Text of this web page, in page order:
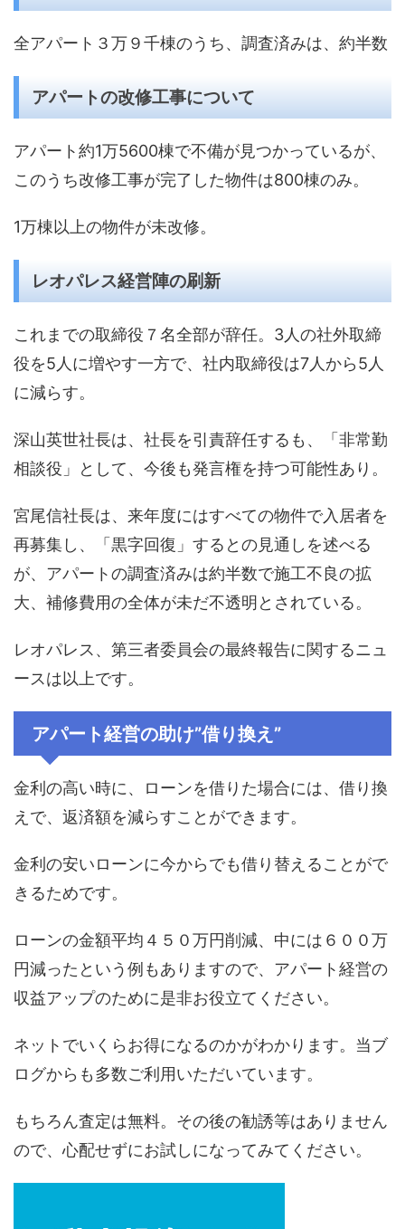
全アパート３万９千棟のうち、調査済みは、約半数
アパートの改修工事について
アパート約1万5600棟で不備が見つかっているが、
このうち改修工事が完了した物件は800棟のみ。
1万棟以上の物件が未改修。
レオパレス経営陣の刷新
これまでの取締役７名全部が辞任。3人の社外取締
役を5人に増やす一方で、社内取締役は7人から5人
に減らす。
深山英世社長は、社長を引責辞任するも、「非常勤
相談役」として、今後も発言権を持つ可能性あり。
宮尾信社長は、来年度にはすべての物件で入居者を
再募集し、「黒字回復」するとの見通しを述べる
が、アパートの調査済みは約半数で施工不良の拡
大、補修費用の全体が未だ不透明とされている。
レオパレス、第三者委員会の最終報告に関するニュ
ースは以上です。
アパート経営の助け”借り換え”
金利の高い時に、ローンを借りた場合には、借り換
えで、返済額を減らすことができます。
金利の安いローンに今からでも借り替えることがで
きるためです。
ローンの金額平均４５０万円削減、中には６００万
円減ったという例もありますので、アパート経営の
収益アップのために是非お役立てください。
ネットでいくらお得になるのかがわかります。当ブ
ログからも多数ご利用いただいています。
もちろん査定は無料。その後の勧誘等はありません
ので、心配せずにお試しになってみてください。